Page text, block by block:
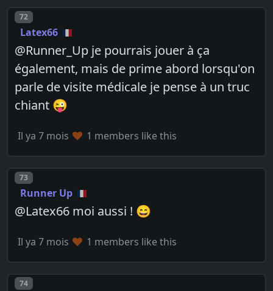
Post number
72
Latex66
@Runner_Up je pourrais jouer à ça
également, mais de prime abord lorsqu'on
parle de visite médicale je pense à un truc
chiant 😜
Il ya 7 mois 1 members like this
Post number
73
Runner Up
@Latex66 moi aussi ! 😄
Il ya 7 mois 1 members like this
Post number
74